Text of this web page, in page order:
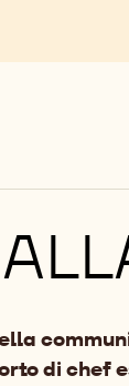
di chef